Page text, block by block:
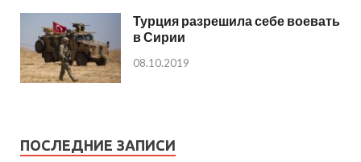
Турция разрешила себе воевать
в Сирии
08.10.2019
ПОСЛЕДНИЕ ЗАПИСИ